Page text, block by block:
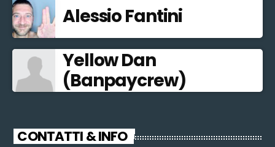
Alessio Fantini
Yellow Dan
(Banpaycrew)
CONTATTI & INFO